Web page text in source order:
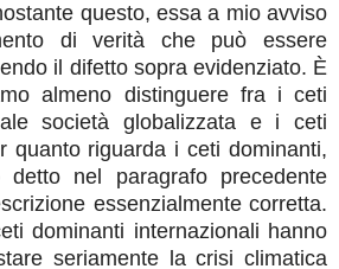
questo, essa a mio avviso
di verità che può essere
il difetto sopra evidenziato. È
almeno distinguere fra i ceti
società globalizzata e i ceti
quanto riguarda i ceti dominanti,
nel paragrafo precedente
essenzialmente corretta.
dominanti internazionali hanno
seriamente la crisi climatica